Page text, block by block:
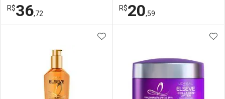
R$36,72
Laboratório
Por Menos
R$20,59
Laboratório
Por Menos
ADICIONAR AOS FAVORITOS